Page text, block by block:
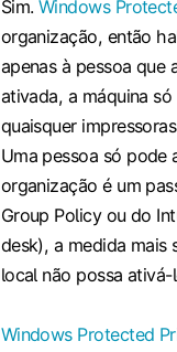
Sim. Windows
organização, então
apenas à pessoa que
ativada, a máquina
quaisquer
Uma pessoa só pode
organização é um
Group Policy ou do
desk), a medida mais
local não possa
Windows Protected